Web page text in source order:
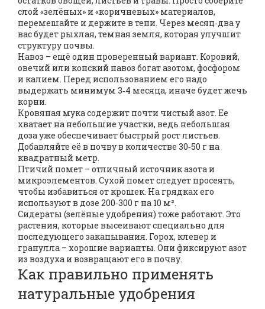
слой «зелёных» и «коричневых» материалов,
перемешайте и держите в тени. Через месяц‑два у
вас будет рыхлая, темная земля, которая улучшит
структуру почвы.
Навоз – ещё один проверенный вариант. Коровий,
овечий или конский навоз богат азотом, фосфором
и калием. Перед использованием его надо
выдержать минимум 3‑4 месяца, иначе будет жечь
корни.
Кровяная мука содержит почти чистый азот. Ее
хватает на небольшие участки, ведь небольшая
доза уже обеспечивает быстрый рост листьев.
Добавляйте её в почву в количестве 30‑50 г на
квадратный метр.
Птичий помет – отличный источник азота и
микроэлементов. Сухой помет следует просеять,
чтобы избавиться от крошек. На грядках его
используют в дозе 200‑300 г на 10 м².
Сидераты (зелёные удобрения) тоже работают. Это
растения, которые высеивают специально для
последующего закапывания. Горох, клевер и
гранулла – хорошие варианты. Они фиксируют азот
из воздуха и возвращают его в почву.
Как правильно применять
натуральные удобрения